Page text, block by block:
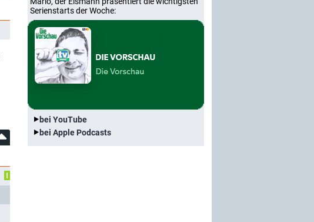
I
Serienstarts der Woche:
bei YouTube
bei Apple Podcasts